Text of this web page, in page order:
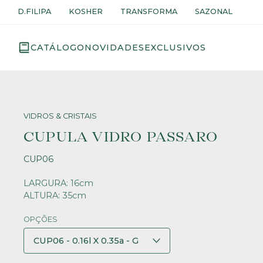
D.FILIPA KOSHER TRANSFORMA SAZONAL
CATÁLOGONOVIDADESEXCLUSIVOS
VIDROS & CRISTAIS
CUPULA VIDRO PASSARO
CUP06
LARGURA: 16cm
ALTURA: 35cm
OPÇÕES